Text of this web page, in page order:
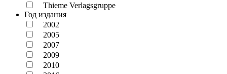
Thieme Verlagsgruppe
Год издания
2002
2005
2007
2009
2010